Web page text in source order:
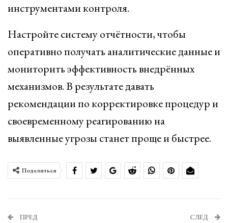
инструментами контроля.
Настройте систему отчётности, чтобы
оперативно получать аналитические данные и
мониторить эффективность внедрённых
механизмов. В результате давать
рекомендации по корректировке процедур и
своевременному реагированию на
выявленные угрозы станет проще и быстрее.
Поделиться
ПРЕД СЛЕД